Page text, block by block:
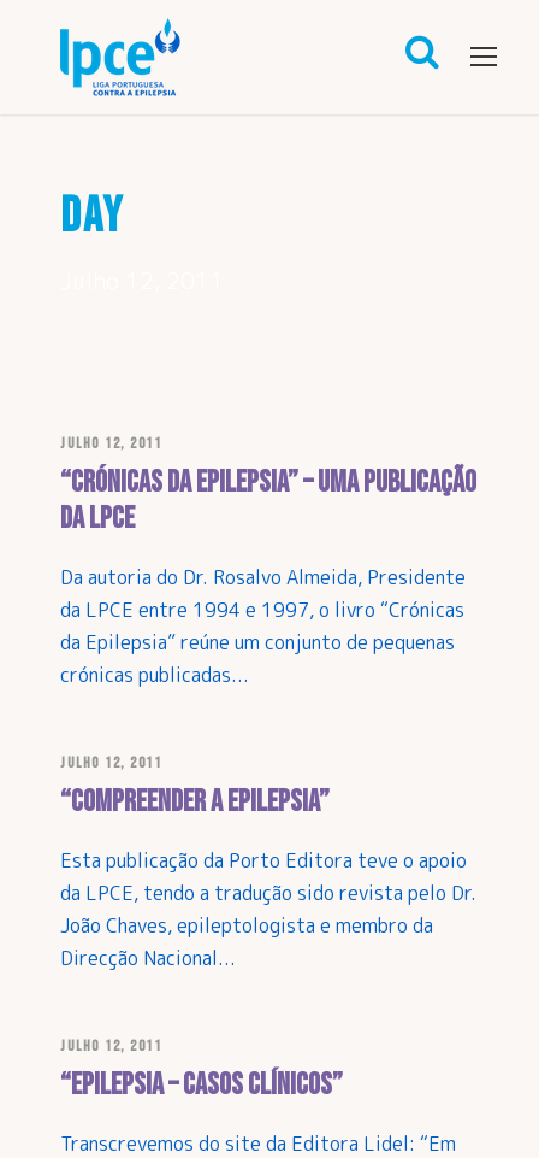
DAY
JULHO 12, 2011
“Crónicas da Epilepsia” – uma publicação
da LPCE
Da autoria do Dr. Rosalvo Almeida, Presidente
da LPCE entre 1994 e 1997, o livro “Crónicas
da Epilepsia” reúne um conjunto de pequenas
crónicas publicadas...
JULHO 12, 2011
“Compreender a Epilepsia”
Esta publicação da Porto Editora teve o apoio
da LPCE, tendo a tradução sido revista pelo Dr.
João Chaves, epileptologista e membro da
Direcção Nacional...
JULHO 12, 2011
“Epilepsia – Casos Clínicos”
Transcrevemos do site da Editora Lidel: “Em